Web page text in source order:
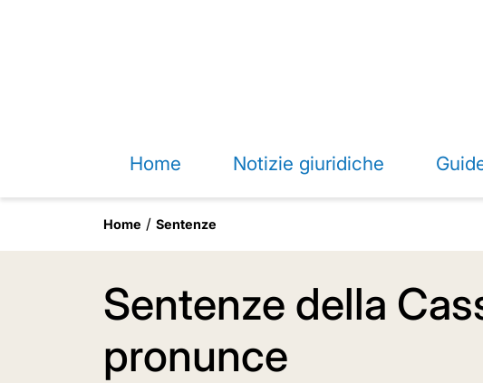
Home Notizie giuridiche
Home Sentenze
Sentenze della
pronunce